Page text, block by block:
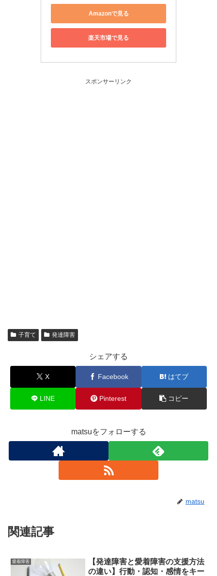
Amazonで見る
楽天市場で見る
スポンサーリンク
子育て 発達障害
シェアする
X Facebook はてブ
LINE Pinterest コピー
matsuをフォローする
matsu
関連記事
愛着障害
【発達障害と愛着障害の支援方法
の違い】行動・認知・感情をキー